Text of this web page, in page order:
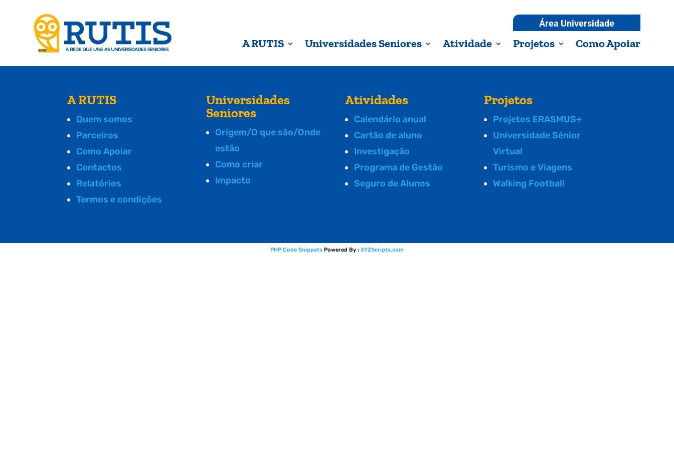
Área Universidade
A RUTIS Universidades Seniores Atividade Projetos Como Apoiar
A RUTIS
Quem somos
Parceiros
Como Apoiar
Contactos
Relatórios
Termos e condições
Universidades
Seniores
Origem/O que são/Onde
estão
Como criar
Impacto
Atividades
Calendário anual
Cartão de aluno
Investigação
Programa de Gestão
Seguro de Alunos
Projetos
Projetos ERASMUS+
Universidade Sénior
Virtual
Turismo e Viagens
Walking Football
PHP Code Snippets Powered By : XYZScripts.com